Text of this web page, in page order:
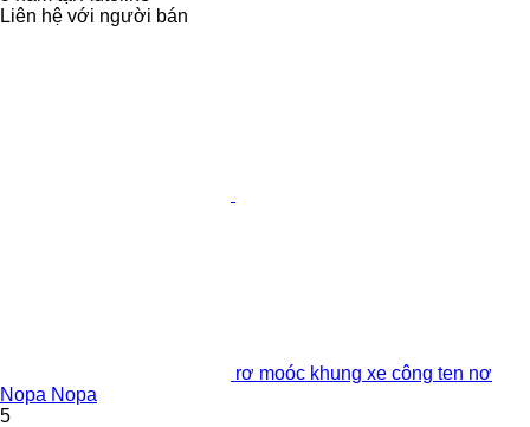
Liên hệ với người bán
rơ moóc khung xe công ten nơ
Nopa Nopa
5